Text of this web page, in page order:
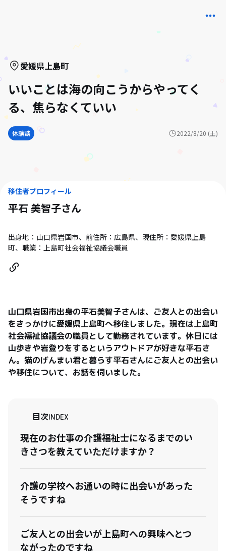
愛媛県上島町
いいことは海の向こうからやってく
る、焦らなくていい
体験談 2022/8/20 (土)
移住者プロフィール
平石 美智子さん
出身地：山口県岩国市、前住所：広島県、現住所：愛媛県上島
町、職業：上島町社会福祉協議会職員
山口県岩国市出身の平石美智子さんは、ご友人との出会い
をきっかけに愛媛県上島町へ移住しました。現在は上島町
社会福祉協議会の職員として勤務されています。休日には
山歩きや岩登りをするというアウトドアが好きな平石さ
ん。猫のげんまい君と暮らす平石さんにご友人との出会い
や移住について、お話を伺いました。
目次INDEX
現在のお仕事の介護福祉士になるまでのい
きさつを教えていただけますか？
介護の学校へお通いの時に出会いがあった
そうですね
ご友人との出会いが上島町への興味へとつ
ながったのですね